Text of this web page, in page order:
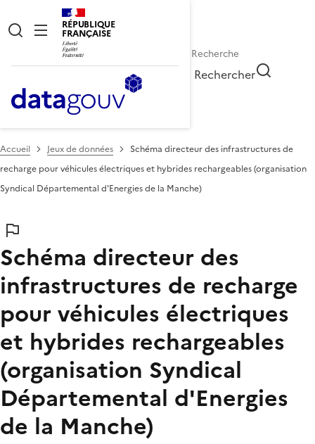
RÉPUBLIQUE
FRANÇAISE
Rechercher
Accueil Jeux de données
Schéma directeur des infrastructures de
recharge pour véhicules électriques et hybrides rechargeables (organisation
Syndical Départemental d'Energies de la Manche)
Schéma directeur des
infrastructures de recharge
pour véhicules électriques
et hybrides rechargeables
(organisation Syndical
Départemental d'Energies
de la Manche)